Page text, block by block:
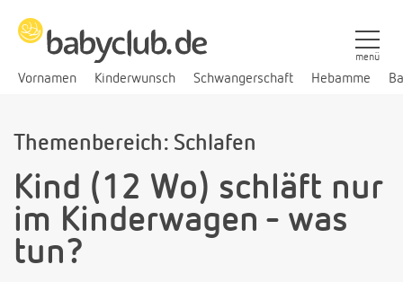
Vornamen Kinderwunsch Schwangerschaft Hebamme
menü
Themenbereich: Schlafen
Kind (12 Wo) schläft nur
im Kinderwagen - was
tun?